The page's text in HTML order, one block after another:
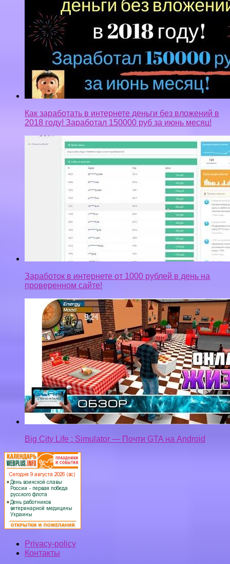
Как заработать в интернете деньги без вложений в
2018 году! Заработал 150000 руб за июнь месяц!
Заработок в интернете от 1000 рублей в день на
проверенном сайте!
Big City Life : Simulator — Почти GTA на Android
Privacy-policy
Контакты
Верняк © 2026. Все права защищены.